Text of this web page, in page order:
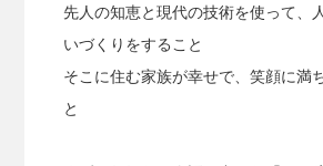
先人の知恵と現代の技術を使って、
いづくりをすること
そこに住む家族が幸せで、笑顔に満
と